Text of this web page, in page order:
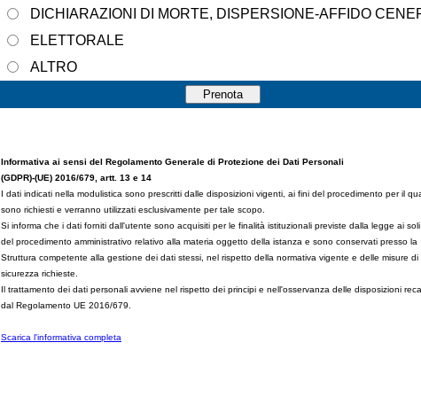
DICHIARAZIONI DI MORTE, DISPERSIONE-AFFIDO
ELETTORALE
ALTRO
Informativa ai sensi del Regolamento Generale di Protezione dei Dati Personali
(GDPR)-(UE) 2016/679, artt. 13 e 14
I dati indicati nella modulistica sono prescritti dalle disposizioni vigenti, ai fini del procedimento per il
sono richiesti e verranno utilizzati esclusivamente per tale scopo.
Si informa che i dati forniti dall'utente sono acquisiti per le finalità istituzionali previste dalla legge ai
del procedimento amministrativo relativo alla materia oggetto della istanza e sono conservati presso la
Struttura competente alla gestione dei dati stessi, nel rispetto della normativa vigente e delle misure di
sicurezza richieste.
Il trattamento dei dati personali avviene nel rispetto dei principi e nell'osservanza delle disposizioni
dal Regolamento UE 2016/679.
Scarica l'informativa completa